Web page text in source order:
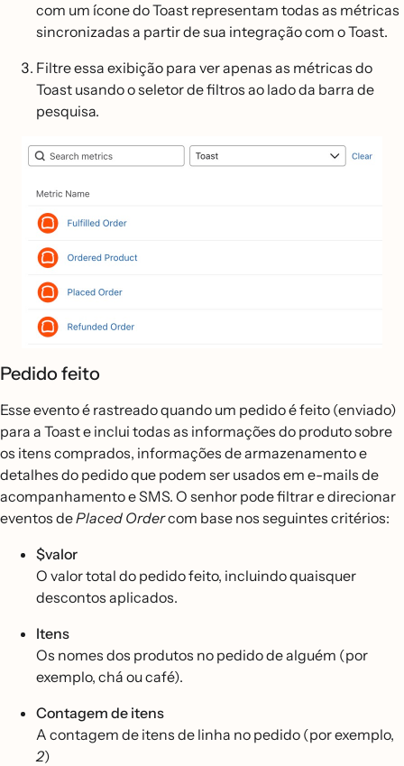
com um ícone do Toast representam todas as métricas
sincronizadas a partir de sua integração com o Toast.
Filtre essa exibição para ver apenas as métricas do
Toast usando o seletor de filtros ao lado da barra de
pesquisa.
Pedido feito
Esse evento é rastreado quando um pedido é feito (enviado)
para a Toast e inclui todas as informações do produto sobre
os itens comprados, informações de armazenamento e
detalhes do pedido que podem ser usados em e-mails de
acompanhamento e SMS. O senhor pode filtrar e direcionar
eventos dePlaced Ordercom base nos seguintes critérios:
$valor
O valor total do pedido feito, incluindo quaisquer
descontos aplicados.
Itens
Os nomes dos produtos no pedido de alguém (por
exemplo, chá ou café).
Contagem de itens
A contagem de itens de linha no pedido (por exemplo,
2)